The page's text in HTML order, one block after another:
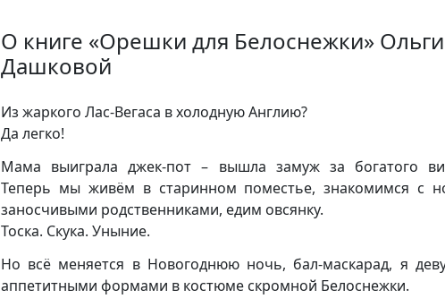
О книге «Орешки для Белоснежки» Ольги
Дашковой
Из жаркого Лас-Вегаса в холодную Англию?
Да легко!
Мама выиграла джек-пот – вышла замуж за богатого
Теперь мы живём в старинном поместье, знакомимся с
заносчивыми родственниками, едим овсянку.
Тоска. Скука. Уныние.
Но всё меняется в Новогоднюю ночь, бал-маскарад, я
аппетитными формами в костюме скромной Белоснежки.